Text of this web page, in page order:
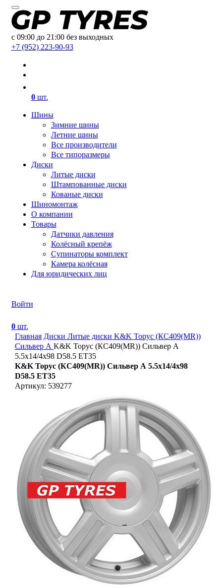
с 09:00 до 21:00 без выходных
+7 (952) 223-90-93
0шт.
Шины
Зимние шины
Летние шины
Все производители
Все типоразмеры
Диски
Литые диски
Штампованные диски
Кованые диски
Шиномонтаж
О компании
Товары
Датчики давления
Колёсный крепёж
Супинаторы комплект
Камера колёсная
Для юридических лиц
Войти
0шт.
Главная Диски Литые диски K&K Торус (КС409(MR))
Сильвер А K&K Торус (КС409(MR)) Сильвер А
5.5x14/4x98 D58.5 ET35
K&K Торус (КС409(MR)) Сильвер А 5.5x14/4x98
D58.5 ET35
Артикул: 539277